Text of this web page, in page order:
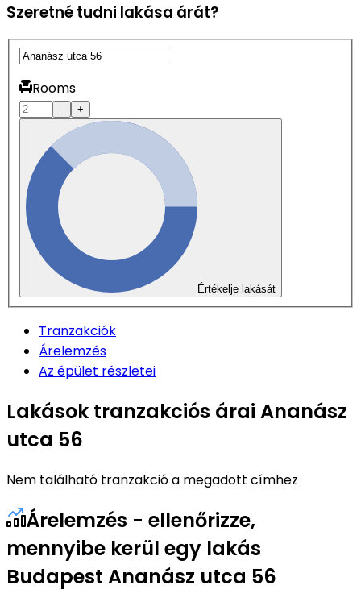
Szeretné tudni lakása árát?
Rooms
– +
Értékelje lakását
Tranzakciók
Árelemzés
Az épület részletei
Lakások tranzakciós árai Ananász
utca 56
Nem található tranzakció a megadott címhez
Árelemzés - ellenőrizze,
mennyibe kerül egy lakás
Budapest Ananász utca 56